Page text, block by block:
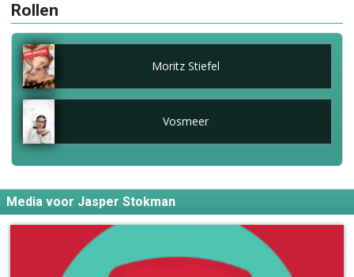
Rollen
Moritz Stiefel
Vosmeer
Media voor Jasper Stokman